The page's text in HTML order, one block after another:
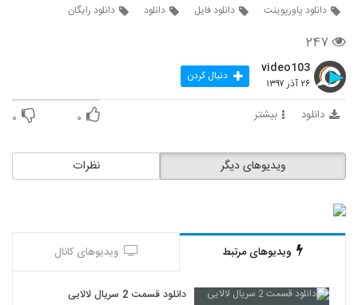
دانلود پاورپوینت
دانلود فایل دانلود دانلود رایگان
۲۴۷
video103
۲۶ آذر ۱۳۹۷ دنبال کردن
دانلود بیشتر ۰ ۰
نظرات ویدیوهای دیگر
ویدیوهای مرتبط ویدیوهای کانال
دانلود قسمت 2 سریال لالایی